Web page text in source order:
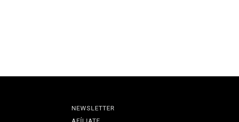
NEWSLETTER